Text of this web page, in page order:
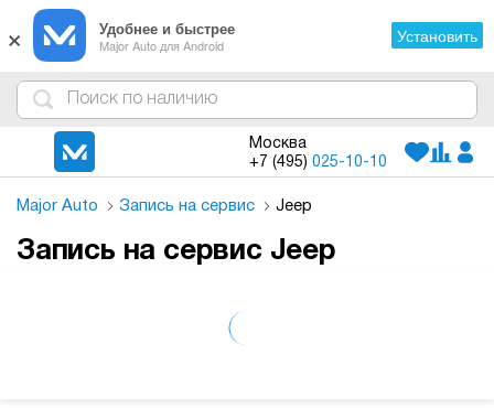
4
1
3
2
Москва
+7 (495) 025-10-10
Major Auto Запись на сервис Jeep
Запись на сервис Jeep
× Удобнее и быстрее
Major Auto для Android Установить